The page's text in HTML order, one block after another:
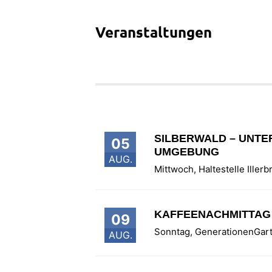
Veranstaltungen
05
AUG.
SILBERWALD –
UMGEBUNG
Mittwoch, Haltestelle
09
AUG. Sonntag,